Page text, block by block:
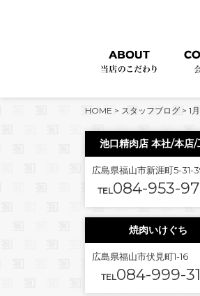
HOME > スタッフブログ > 1
池口精肉店 本社/本店/
広島県福山市新涯町5-31-
TEL084-953-
焼肉いけぐち
広島県福山市伏見町1-16
TEL084-999-